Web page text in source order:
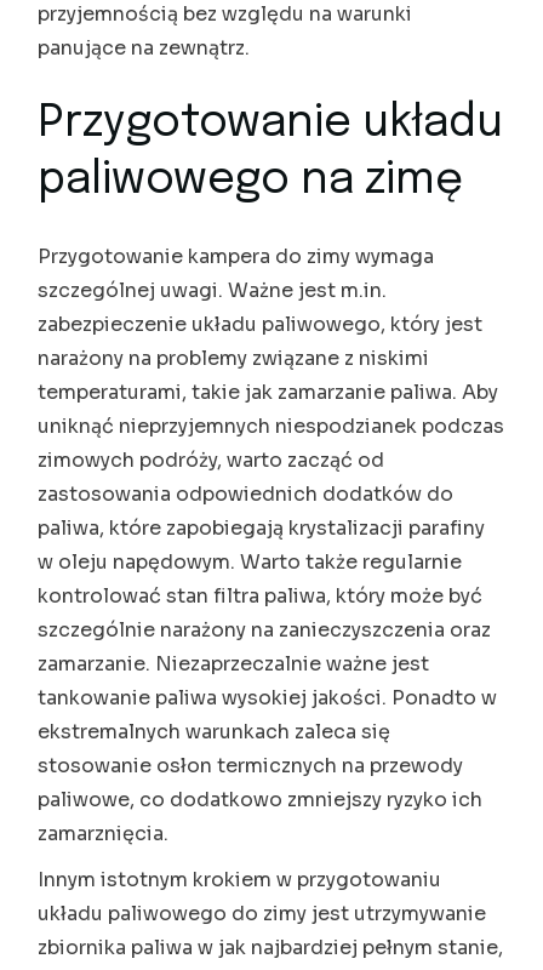
przyjemnością bez względu na warunki
panujące na zewnątrz.
Przygotowanie układu
paliwowego na zimę
Przygotowanie kampera do zimy wymaga
szczególnej uwagi. Ważne jest m.in.
zabezpieczenie układu paliwowego, który jest
narażony na problemy związane z niskimi
temperaturami, takie jak zamarzanie paliwa. Aby
uniknąć nieprzyjemnych niespodzianek podczas
zimowych podróży, warto zacząć od
zastosowania odpowiednich dodatków do
paliwa, które zapobiegają krystalizacji parafiny
w oleju napędowym. Warto także regularnie
kontrolować stan filtra paliwa, który może być
szczególnie narażony na zanieczyszczenia oraz
zamarzanie. Niezaprzeczalnie ważne jest
tankowanie paliwa wysokiej jakości. Ponadto w
ekstremalnych warunkach zaleca się
stosowanie osłon termicznych na przewody
paliwowe, co dodatkowo zmniejszy ryzyko ich
zamarznięcia.
Innym istotnym krokiem w przygotowaniu
układu paliwowego do zimy jest utrzymywanie
zbiornika paliwa w jak najbardziej pełnym stanie,